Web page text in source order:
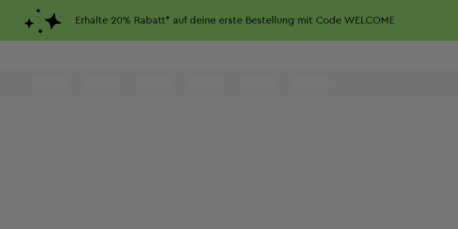
Erhalte 20% Rabatt* auf deine erste Bestellung mit Code WELCOME